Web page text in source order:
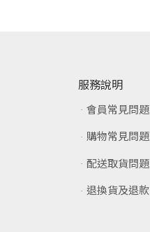
服務說明
會員常見問題
購物常見問題
配送取貨問題
退換貨及退款